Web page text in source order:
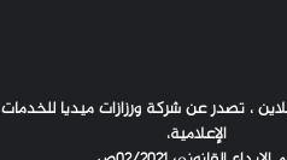
، تصدر عن شركة ورزازات ميديا للخدمات
الإعلامية،